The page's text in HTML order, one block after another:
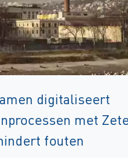
digitaliseert
met
fouten